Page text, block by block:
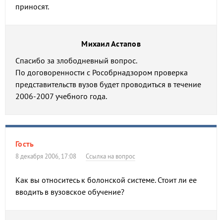
приносят.
Михаил Астапов
Спасибо за злободневный вопрос.
По договоренности с Рособрнадзором проверка
представительств вузов будет проводиться в течение
2006-2007 учебного года.
Гость
8 декабря 2006, 17:08 Ссылка на вопрос
Как вы относитесь к болонской системе. Стоит ли ее
вводить в вузовское обучение?